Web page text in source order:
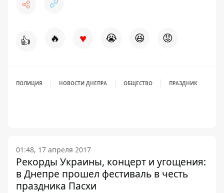
👍 🔥 ♥ 😭 😆 😡
ПОЛИЦИЯ НОВОСТИ ДНЕПРА ОБЩЕСТВО ПРАЗДНИК
01:48, 17 апреля 2017
Рекорды Украины, концерт и угощения:
в Днепре прошел фестиваль в честь
праздника Пасхи